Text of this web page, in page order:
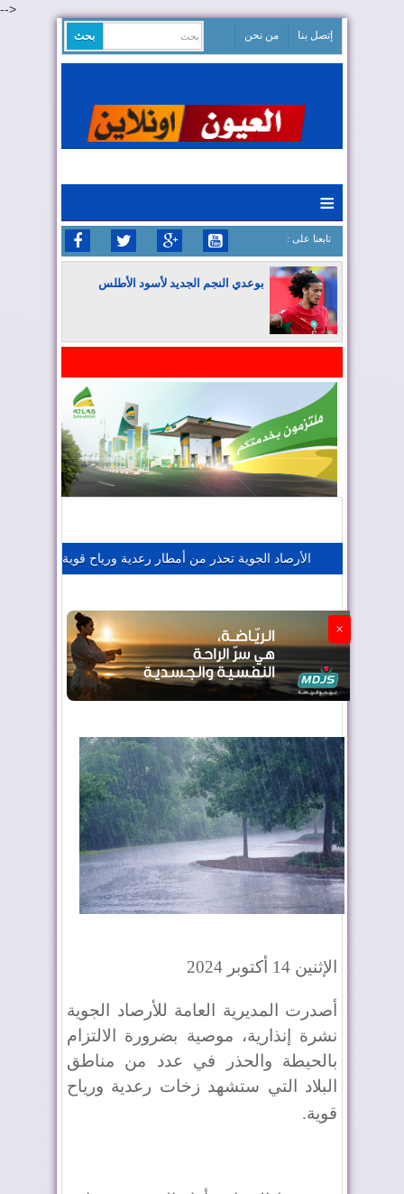
-->
إتصل بنا من نحن
≡
: تابعنا على
بوعدي النجم الجديد لأسود الأطلس
المغرب يعزز موقعه في صناعة الطيران
الأرصاد الجوية تحذر من أمطار رعدية ورياح قوية
×
الإثنين 14 أكتوبر 2024
أصدرت المديرية العامة للأرصاد الجوية
نشرة إنذارية، موصية بضرورة الالتزام
بالحيطة والحذر في عدد من مناطق
البلاد التي ستشهد زخات رعدية ورياح
قوية.